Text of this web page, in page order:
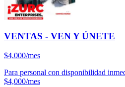
VENTAS - VEN Y ÚNETE
$4,000/mes
Para personal con disponibilidad
$4,000/mes